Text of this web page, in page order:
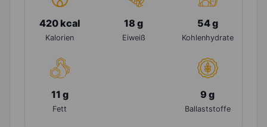
420 kcal
Kalorien
18 g
Eiweiß
54 g
Kohlenhydrate
11 g
Fett
9 g
Ballaststoffe